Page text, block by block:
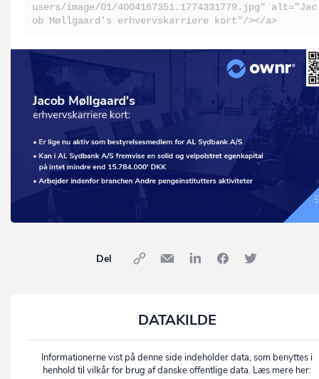
users/image/01/4004167351.1774331779.jpg" alt="Jac
ob Møllgaard's erhvervskarriere kort"/></a>
Del
DATAKILDE
Informationerne vist på denne side indeholder data, som benyttes i
henhold til vilkår for brug af danske offentlige data. Læs mere her: